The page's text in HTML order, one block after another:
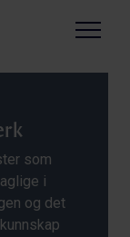
Menu
som
i
og det